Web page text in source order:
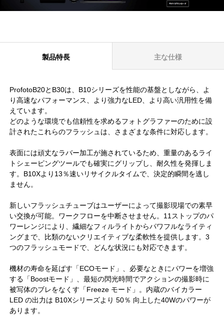
製品特長 主な仕様
ProfotoB20とB30は、B10シリーズを性能の基盤としながら、よ
り高速なパフォーマンス、より強力なLED、より高い汎用性を備
えています。
どのような環境でも信頼性を求めるフォトグラファーのために設
計されたこれらのフラッシュは、さまざまな条件に対応します。
表面には頑丈なラバー加工が施されているため、重量のあるライ
トシェーピングツールでも確実にグリップし、耐久性を発揮しま
す。B10Xより13％速いリサイクルタイムで、決定的瞬間を逃し
ません。
新しいフラッシュチューブはユーザーによって撮影現場での素早
い交換が可能。ワークフローを中断させません。11ストップのパ
ワーレンジにより、繊細なフィルライトからパワフルなライティ
ングまで、比類のないクリエイティブな柔軟性を提供します。3
つのフラッシュモードで、どんな状況にも対応できます。
機材の寿命を延ばす「ECOモード」、必要なときにパワーを増強
する「Boostモード」、最短の閃光時間でアクションの撮影時に
被写体のブレをなくす「Freeze モード」。内蔵のバイカラー
LED の出力は B10Xシリーズより 50％ 向上した40Wのパワーが
あります。